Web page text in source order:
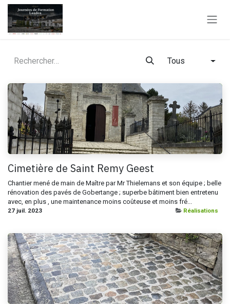
Se rendre au contenu
Tous
Cimetière de Saint Remy Geest
Chantier mené de main de Maître par Mr Thielemans et son équipe ; belle
rénovation des pavés de Gobertange ; superbe bâtiment bien entretenu
avec, en plus , une maintenance moins coûteuse et moins fré...
27 juil. 2023 Réalisations